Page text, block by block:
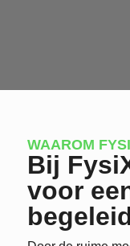
WAAROM
Bij
voor